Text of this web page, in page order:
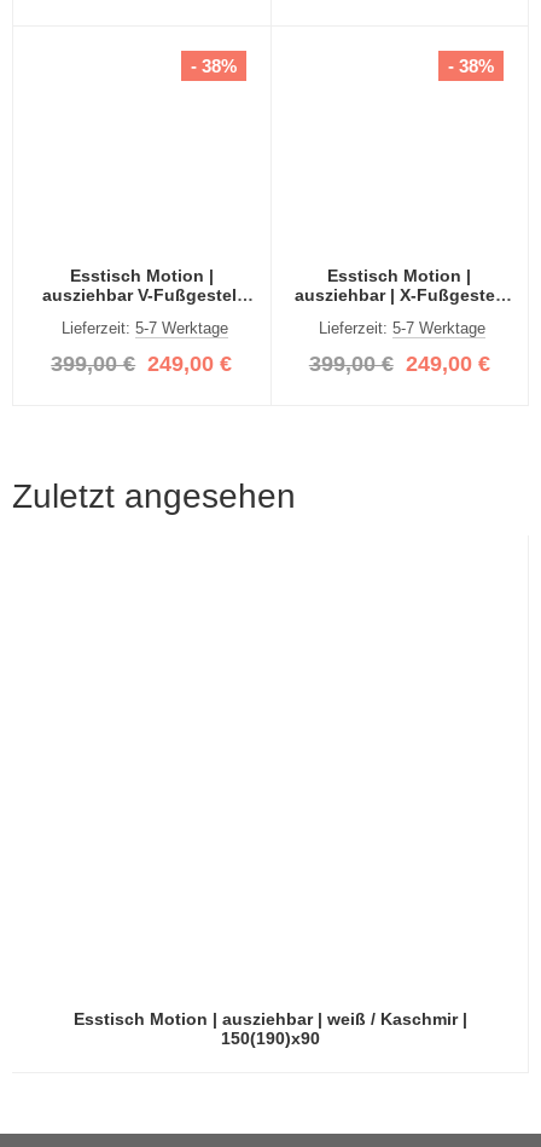
Esstisch Motion |
ausziehbar V-Fußgestell
Lieferzeit: 5-7 Werktage
399,00 € 249,00 €
- 38%
Esstisch Motion |
ausziehbar | X-Fußgestell
Lieferzeit:5-7 Werktage
399,00 € 249,00 €
- 38%
Zuletzt angesehen
Esstisch Motion | ausziehbar | weiß / Kaschmir |
150(190)x90